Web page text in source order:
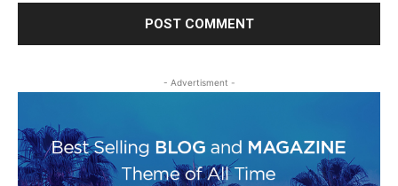
- Advertisment -